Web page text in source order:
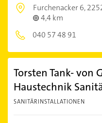
Furchenacker 6,
4,4 km
040 57 48 91
Torsten Tank- von
Haustechnik
SANITÄRINSTALLATIONEN